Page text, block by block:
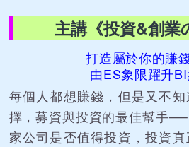
主講《投資&創業
打造屬於你的賺
由ES象限躍升BI
每個人都想賺錢，但是又不
擇，募資與投資的最佳幫手
家公司是否值得投資，投資真